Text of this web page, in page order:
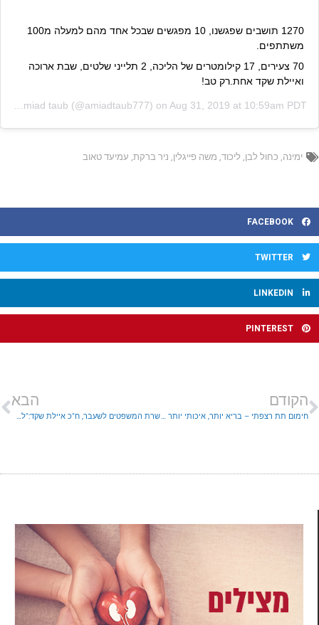
1270 תושבים שפגשנו, 10 מפגשים שבכל אחד מהם למעלה מ100
משתתפים.
70 צעירים, 17 קילומטרים של הליכה, 2 תלייני שלטים, שבת ארוכה
ואיילת שקד אחת.רק טב!
amiad taub(@amiadtaub777) onAug 31, 2019 at 10:59am PDT
ימינה, כחול לבן, ליכוד, משה פייגלין, ניר ברקת, עמיעד טאוב
FACEBOOK
TWITTER
LINKEDIN
PINTEREST
הקודם
חימום תת רצפתי – בריא יותר, איכותי יותר ומתקדם יותר.
הבא
שרת המשפטים לשעבר, ח"כ איילת שקד:"לא משריינים שריונים".